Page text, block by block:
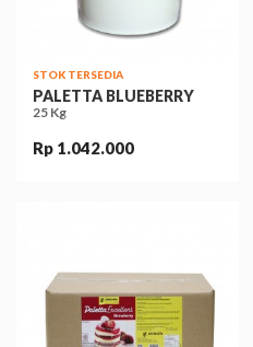
STOK TERSEDIA
PALETTA BLUEBERRY
25 Kg
Rp 1.042.000